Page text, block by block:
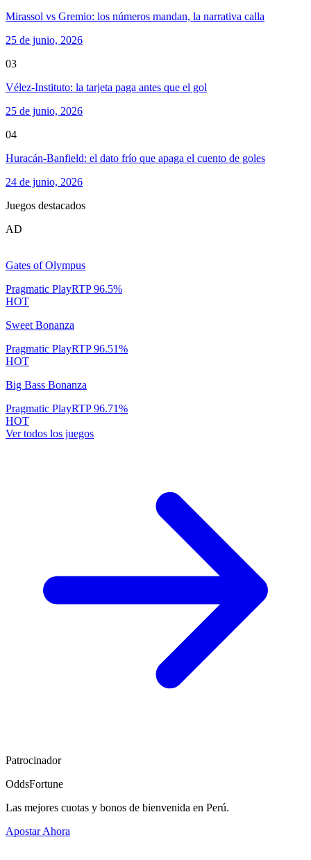
Mirassol vs Gremio: los números mandan, la narrativa calla
25 de junio, 2026
03
Vélez-Instituto: la tarjeta paga antes que el gol
25 de junio, 2026
04
Huracán-Banfield: el dato frío que apaga el cuento de goles
24 de junio, 2026
Juegos destacados
AD
Gates of Olympus
Pragmatic PlayRTP96.5%
HOT
Sweet Bonanza
Pragmatic PlayRTP96.51%
HOT
Big Bass Bonanza
Pragmatic PlayRTP96.71%
HOT
Ver todos los juegos
Patrocinador
OddsFortune
Las mejores cuotas y bonos de bienvenida en Perú.
Apostar Ahora